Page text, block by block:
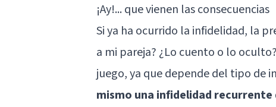
¡Ay!... que vienen las consecuencias
Si ya ha ocurrido la infidelidad, la
a mi pareja? ¿Lo cuento o lo
juego, ya que depende del tipo de
mismo una infidelidad recurrente